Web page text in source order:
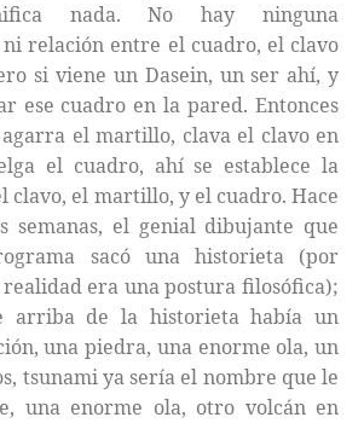
nada. No hay ninguna
relación entre el cuadro, el clavo
si viene un Dasein, un ser ahí, y
ese cuadro en la pared. Entonces
el martillo, clava el clavo en
el cuadro, ahí se establece la
clavo, el martillo, y el cuadro. Hace
semanas, el genial dibujante que
sacó una historieta (por
era una postura filosófica);
arriba de la historieta había un
una piedra, una enorme ola, un
tsunami ya sería el nombre que le
una enorme ola, otro volcán en